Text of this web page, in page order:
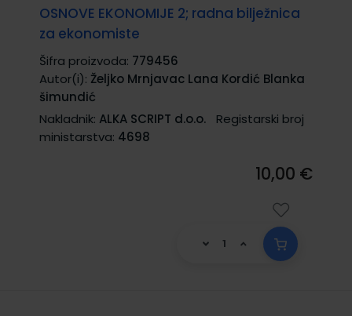
OSNOVE EKONOMIJE 2; radna bilježnica
za ekonomiste
Šifra proizvoda: 779456
Autor(i): Željko Mrnjavac Lana Kordić Blanka
šimundić
Nakladnik: ALKA SCRIPT d.o.o.
Registarski broj
ministarstva: 4698
10,00 €